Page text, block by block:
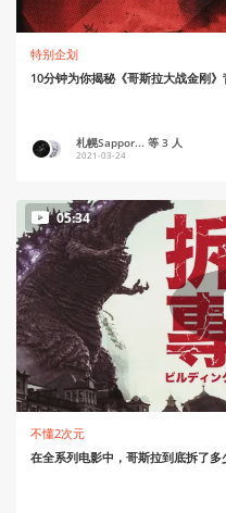
特别企划
10分钟为你揭秘《哥斯拉大战金刚》
札幌Sappor... 等 3 人
2021-03-24
05:34
不懂2次元
在全系列电影中，哥斯拉到底拆了多